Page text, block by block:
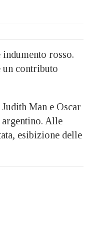
rosso.
contributo
Man e Oscar
argentino. Alle
esibizione delle